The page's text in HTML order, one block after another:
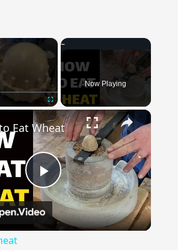
×
Fullscreen
Now Playing
×
Play
Video
Eat Wheat